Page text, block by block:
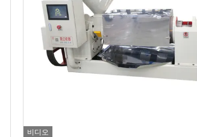
비디오